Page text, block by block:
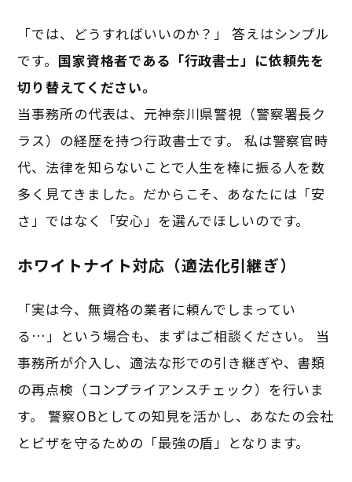
「では、どうすればいいのか？」 答えはシンプル
です。 国家資格者である「行政書士」に依頼先を
切り替えてください。
当事務所の代表は、元神奈川県警視（警察署長ク
ラス）の経歴を持つ行政書士です。 私は警察官時
代、法律を知らないことで人生を棒に振る人を数
多く見てきました。だからこそ、あなたには「安
さ」ではなく「安心」を選んでほしいのです。
ホワイトナイト対応（適法化引継ぎ）
「実は今、無資格の業者に頼んでしまってい
る…」という場合も、まずはご相談ください。 当
事務所が介入し、適法な形での引き継ぎや、書類
の再点検（コンプライアンスチェック）を行いま
す。 警察OBとしての知見を活かし、あなたの会社
とビザを守るための「最強の盾」となります。